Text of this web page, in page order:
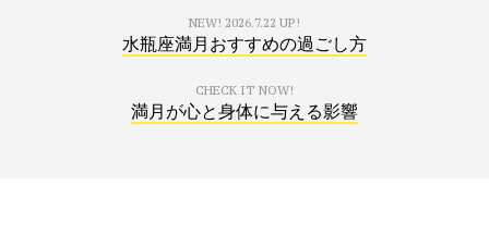
NEW! 2026.7.22 UP!
水瓶座満月おすすめの過ごし方
CHECK IT NOW!
満月が心と身体に与える影響